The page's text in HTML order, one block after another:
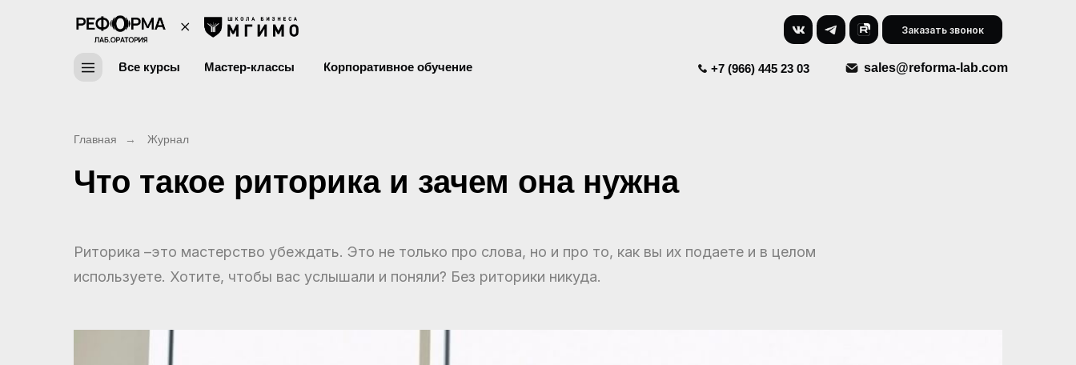
Заказать звонок
Все курсы Мастер-классы Корпоративное обучение +7 (966) 445 23 03 sales@reforma-lab.com
Главная → Журнал
Что такое риторика и зачем она нужна
Риторика –это мастерство убеждать. Это не только про слова, но и про то, как вы их подаете и в целом
используете. Хотите, чтобы вас услышали и поняли? Без риторики никуда.